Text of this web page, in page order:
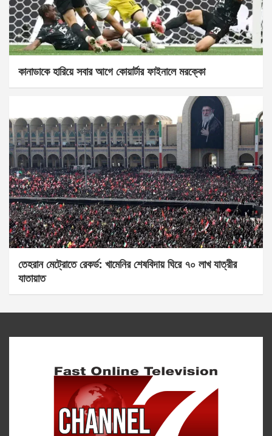
কানাডাকে হারিয়ে সবার আগে কোয়ার্টার ফাইনালে মরক্কো
তেহরান মেট্রোতে রেকর্ড: খামেনির শেষবিদায় ঘিরে ৭০ লাখ যাত্রীর
যাতায়াত